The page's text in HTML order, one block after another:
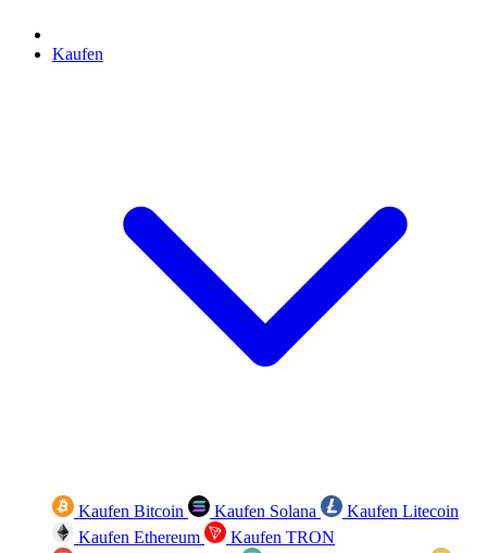
Kaufen
Kaufen Bitcoin Kaufen Solana
Kaufen Litecoin
Kaufen Ethereum
Kaufen TRON